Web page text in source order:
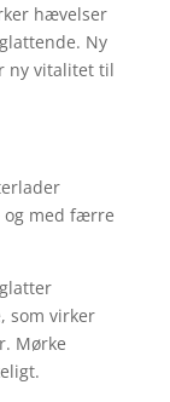
hævelser
Ny
ny vitalitet til
og med færre
som virker
Mørke